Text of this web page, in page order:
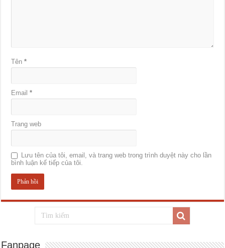
Tên*
Email*
Trang web
Lưu tên của tôi, email, và trang web trong trình duyệt này cho lần
bình luận kế tiếp của tôi.
Fanpage